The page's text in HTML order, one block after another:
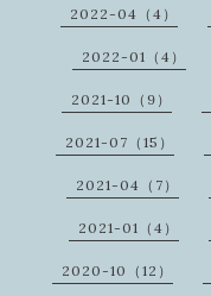
2022-04（4）
2022-01（4）
2021-10（9）
2021-07（15）
2021-04（7）
2021-01（4）
2020-10（12）